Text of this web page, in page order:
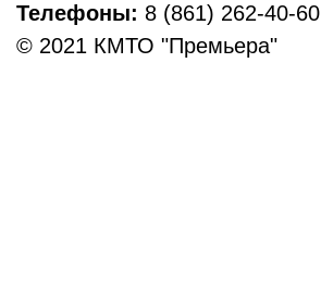
Телефоны: 8 (861) 262-40-60
© 2021 КМТО "Премьера"